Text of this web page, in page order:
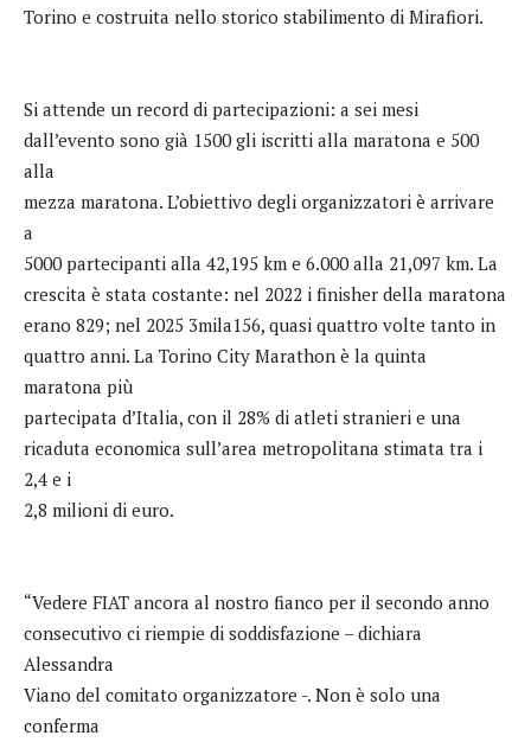
Torino e costruita nello storico stabilimento di Mirafiori.
Si attende un record di partecipazioni: a sei mesi
dall’evento sono già 1500 gli iscritti alla maratona e 500
alla
mezza maratona. L’obiettivo degli organizzatori è arrivare
a
5000 partecipanti alla 42,195 km e 6.000 alla 21,097 km. La
crescita è stata costante: nel 2022 i finisher della maratona
erano 829; nel 2025 3mila156, quasi quattro volte tanto in
quattro anni. La Torino City Marathon è la quinta
maratona più
partecipata d’Italia, con il 28% di atleti stranieri e una
ricaduta economica sull’area metropolitana stimata tra i
2,4 e i
2,8 milioni di euro.
“Vedere FIAT ancora al nostro fianco per il secondo anno
consecutivo ci riempie di soddisfazione – dichiara
Alessandra
Viano del comitato organizzatore -. Non è solo una
conferma